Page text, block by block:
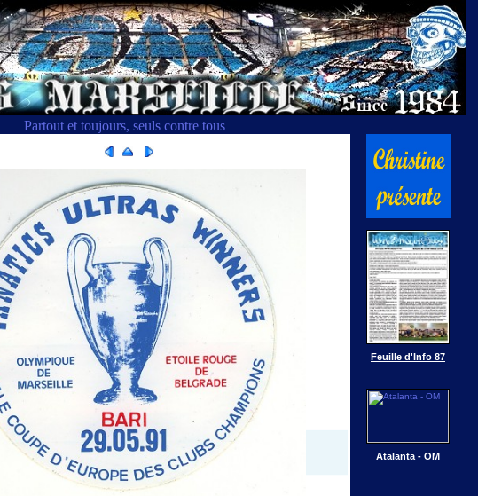
Partout et toujours, seuls contre tous
Feuille d'Info 87
Atalanta - OM